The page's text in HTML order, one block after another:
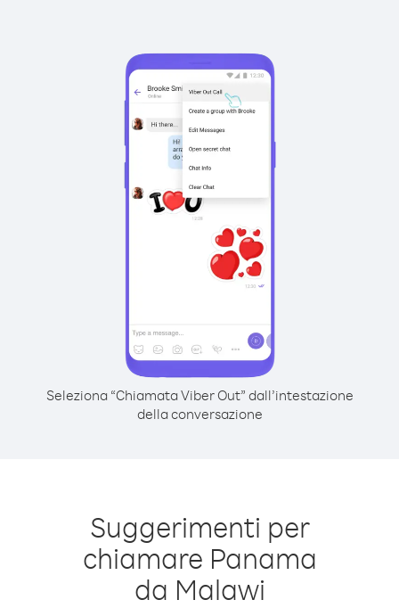
Seleziona “Chiamata Viber Out” dall’intestazione
della conversazione
Suggerimenti per
chiamare Panama
da Malawi